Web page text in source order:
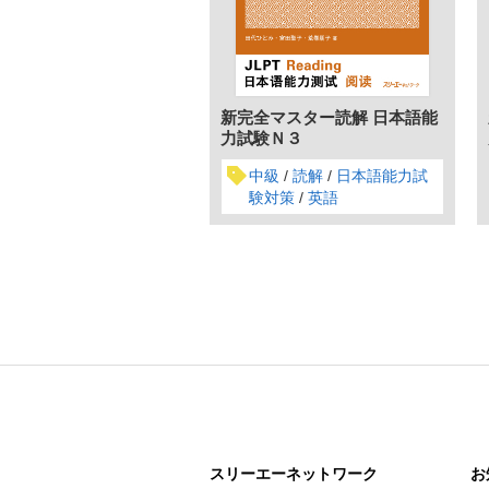
新完全マスター読解 日本語能
力試験Ｎ３
中級 読解
日本語能力試
験対策
英語
スリーエーネットワーク